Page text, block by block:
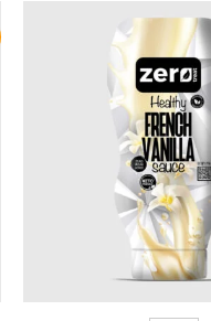
الأصلي
190 EGP.
149 EGP.